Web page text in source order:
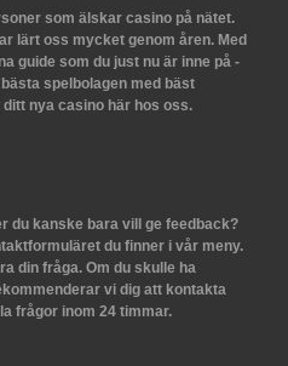
som älskar casino på nätet.
lärt oss mycket genom åren. Med
guide som du just nu är inne på -
spelbolagen med bäst
nya casino här hos oss.
du kanske bara vill ge feedback?
du finner i vår meny.
din fråga. Om du skulle ha
vi dig att kontakta
frågor inom 24 timmar.